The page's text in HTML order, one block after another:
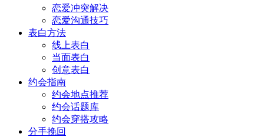
恋爱冲突解决
恋爱沟通技巧
表白方法
线上表白
当面表白
创意表白
约会指南
约会地点推荐
约会话题库
约会穿搭攻略
分手挽回